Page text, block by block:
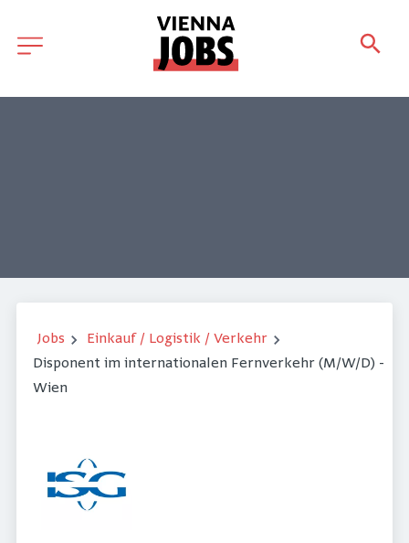
Jobs
Einkauf / Logistik / Verkehr
Disponent im internationalen Fernverkehr (M/W/D) -
Wien